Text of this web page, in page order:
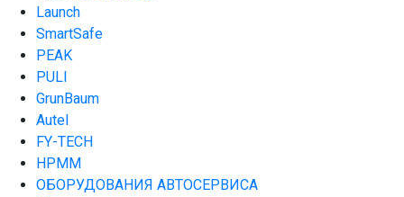
Launch
SmartSafe
PEAK
PULI
GrunBaum
Autel
FY-TECH
HPMM
ОБОРУДОВАНИЯ АВТОСЕРВИСА